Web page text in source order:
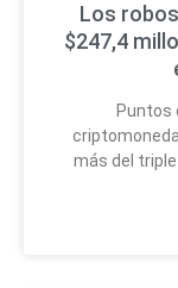
Los
$247,4
Puntos
más del